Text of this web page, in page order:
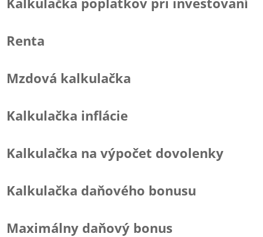
Renta
Mzdová kalkulačka
Kalkulačka inflácie
Kalkulačka na výpočet dovolenky
Kalkulačka daňového bonusu
Maximálny daňový bonus